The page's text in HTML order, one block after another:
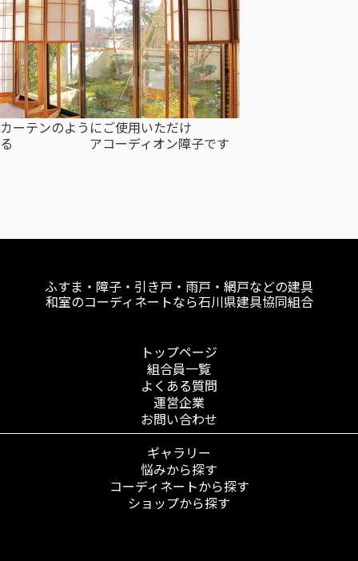
カーテンのようにご使用いただけ
る アコーディオン障子です
ふすま・障子・引き戸・雨戸・網戸などの建具
和室のコーディネートなら石川県建具協同組合
トップページ
組合員一覧
よくある質問
運営企業
お問い合わせ
ギャラリー
悩みから探す
コーディネートから探す
ショップから探す